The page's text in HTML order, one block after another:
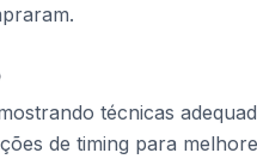
técnicas
de timing para